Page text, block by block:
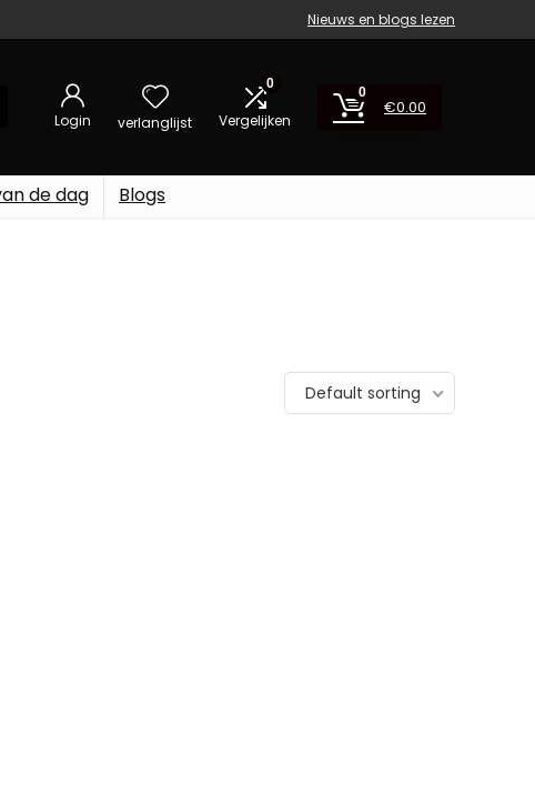
Nieuws en blogs lezen
Login verlanglijst
0
Vergelijken
0
€0.00
de dag Blogs
Default sorting